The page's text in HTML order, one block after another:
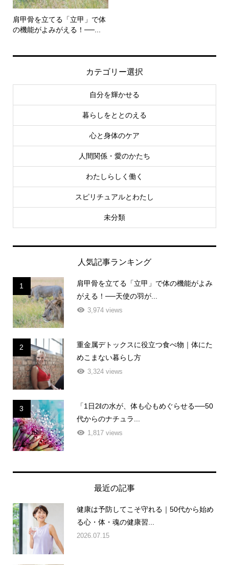
肩甲骨を立てる「立甲」で体
の機能がよみがえる！──...
カテゴリー選択
自分を輝かせる
暮らしをととのえる
心と身体のケア
人間関係・愛のかたち
わたしらしく働く
スピリチュアルとわたし
未分類
人気記事ランキング
1
肩甲骨を立てる「立甲」で体の機能がよみ
がえる！──天使の羽が...
3,974 views
2
重金属デトックスに役立つ食べ物｜体にた
めこまない暮らし方
3,324 views
3
「1日2ℓの水が、体も心もめぐらせる──50
代からのナチュラ...
1,817 views
最近の記事
健康は予防してこそ守れる｜50代から始め
る心・体・魂の健康習...
2026.07.15